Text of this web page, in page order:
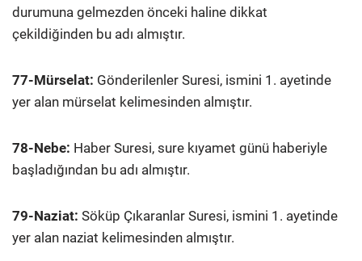
durumuna gelmezden önceki haline dikkat
çekildiğinden bu adı almıştır.
77-Mürselat: Gönderilenler Suresi, ismini 1. ayetinde
yer alan mürselat kelimesinden almıştır.
78-Nebe: Haber Suresi, sure kıyamet günü haberiyle
başladığından bu adı almıştır.
79-Naziat: Söküp Çıkaranlar Suresi, ismini 1. ayetinde
yer alan naziat kelimesinden almıştır.